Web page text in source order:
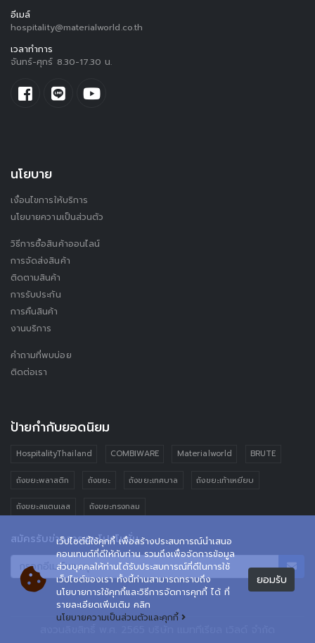
เว็ปไซต์นี้ใช้คุกกี้ เพื่อสร้างประสบการณ์นำเสนอ
คอนเทนต์ที่ดีให้กับท่าน รวมถึงเพื่อจัดการข้อมูล
ส่วนบุคคลให้ท่านได้รับประสบการณ์ที่ดีในการใช้
เว็ปไซต์ของเรา ทั้งนี้ท่านสามารถทราบถึง
นโยบายการใช้คุกกี้และวิธีการจัดการคุกกี้ ได้ ที่
รายละเอียดเพิ่มเติม คลิก
นโยบายความเป็นส่วนตัวและคุกกี้
ยอมรับ
อีเมล์
hospitality@materialworld.co.th
เวลาทำการ
จันทร์-ศุกร์ 8.30-17.30 น.
นโยบาย
เงื่อนไขการให้บริการ
นโยบายความเป็นส่วนตัว
วิธีการซื้อสินค้าออนไลน์
การจัดส่งสินค้า
ติดตามสินค้า
การรับประกัน
การคืนสินค้า
งานบริการ
คำถามที่พบบ่อย
ติดต่อเรา
ป้ายกำกับยอดนิยม
HospitalityThailand COMBIWARE Materialworld BRUTE
ถังขยะพลาสติก ถังขยะ ถังขยะเทศบาล ถังขยะเท้าเหยียบ
ถังขยะสแตนเลส ถังขยะทรงกลม
สมัครรับข่าวสารและโปรโมชั่น